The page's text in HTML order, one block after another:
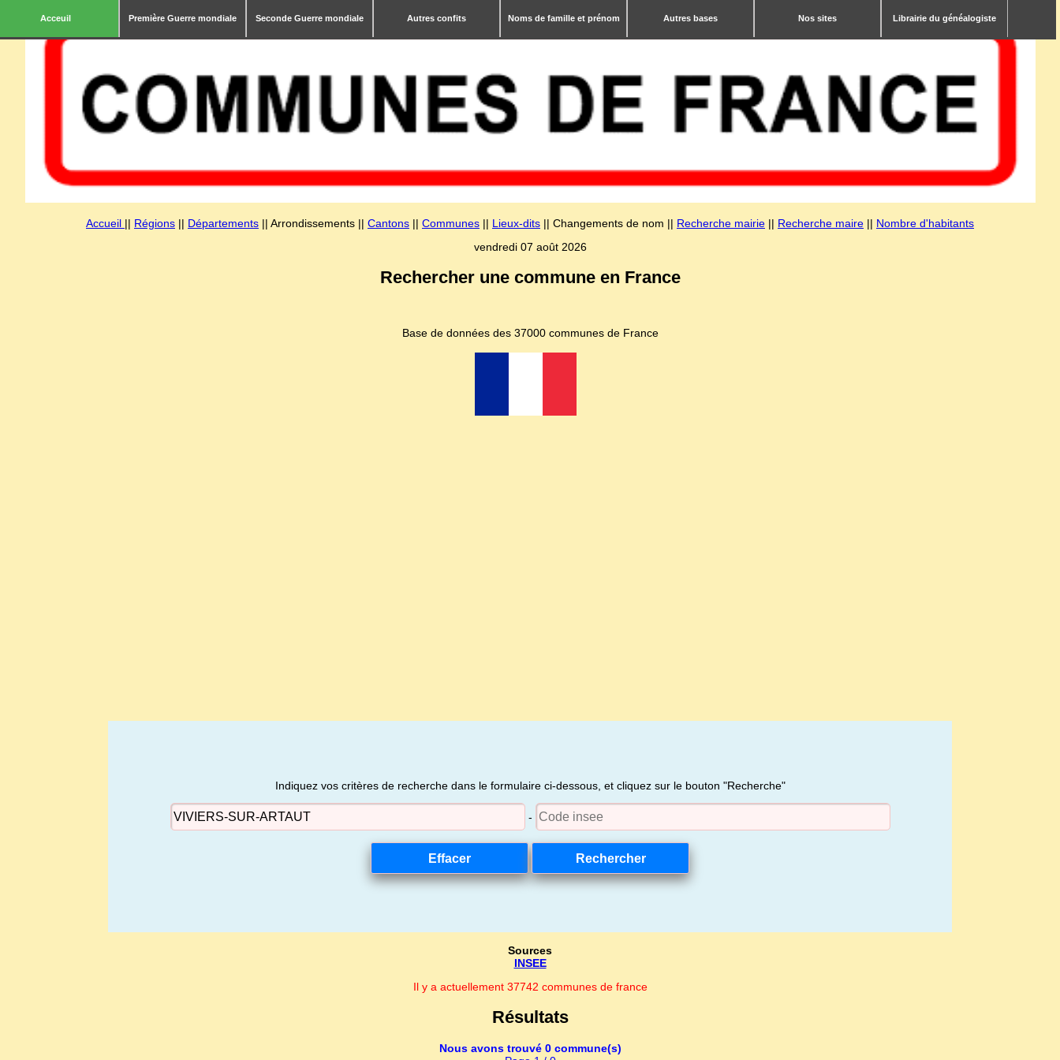
Acceuil Première Guerre mondiale Seconde Guerre mondiale Autres confits Noms de famille et prénom Autres bases Nos sites Librairie du généalogiste
Accueil || Régions || Départements || Arrondissements || Cantons || Communes || Lieux-dits || Changements de nom || Recherche mairie || Recherche maire || Nombre d'habitants
vendredi 07 août 2026
Rechercher une commune en France
Base de données des 37000 communes de France
Indiquez vos critères de recherche dans le formulaire ci-dessous, et cliquez sur le bouton "Recherche"
-
Sources
INSEE
Il y a actuellement 37742 communes de france
Résultats
Nous avons trouvé 0 commune(s)